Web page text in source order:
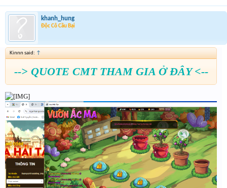
khanh_hung
Độc Cô Cầu Bại
Kinnn said: ↑
--> QUOTE CMT THAM GIA Ở ĐÂY <--